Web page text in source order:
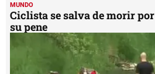
MUNDO
Ciclista se salva de morir
su pene